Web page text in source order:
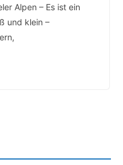
Alpen – Es ist ein
und klein –